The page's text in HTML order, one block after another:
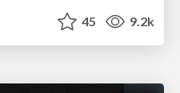
45 9.2k